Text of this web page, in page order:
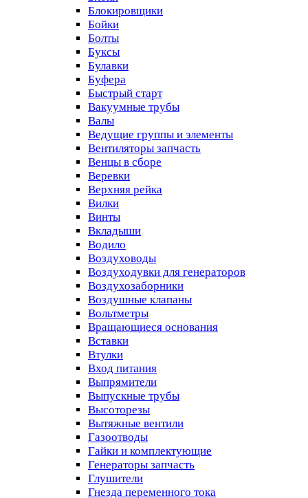
Блокировщики
Бойки
Болты
Буксы
Булавки
Буфера
Быстрый старт
Вакуумные трубы
Валы
Ведущие группы и элементы
Вентиляторы запчасть
Венцы в сборе
Веревки
Верхняя рейка
Вилки
Винты
Вкладыши
Водило
Воздуховоды
Воздуходувки для генераторов
Воздухозаборники
Воздушные клапаны
Вольтметры
Вращающиеся основания
Вставки
Втулки
Вход питания
Выпрямители
Выпускные трубы
Высоторезы
Вытяжные вентили
Газоотводы
Гайки и комплектующие
Генераторы запчасть
Глушители
Гнезда переменного тока